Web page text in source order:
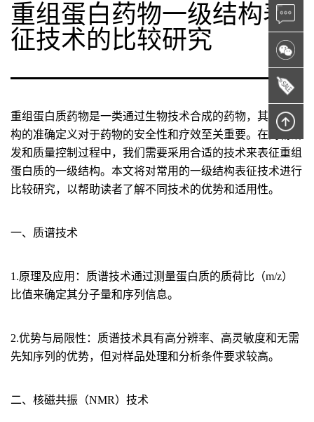
重组蛋白药物一级结构表
征技术的比较研究
重组蛋白质药物是一类通过生物技术合成的药物，其一级结
构的准确定义对于药物的安全性和疗效至关重要。在药物研
发和质量控制过程中，我们需要采用合适的技术来表征重组
蛋白质的一级结构。本文将对常用的一级结构表征技术进行
比较研究，以帮助读者了解不同技术的优势和适用性。
一、质谱技术
1.原理及应用： 质谱技术通过测量蛋白质的质荷比（m/z）
比值来确定其分子量和序列信息。
2.优势与局限性： 质谱技术具有高分辨率、高灵敏度和无需
先知序列的优势，但对样品处理和分析条件要求较高。
二、核磁共振（NMR）技术